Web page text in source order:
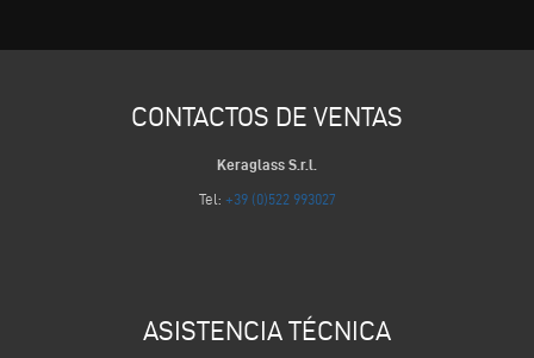
CONTACTOS DE VENTAS
Keraglass S.r.l.
Tel: +39 (0)522 993027
ASISTENCIA TÉCNICA